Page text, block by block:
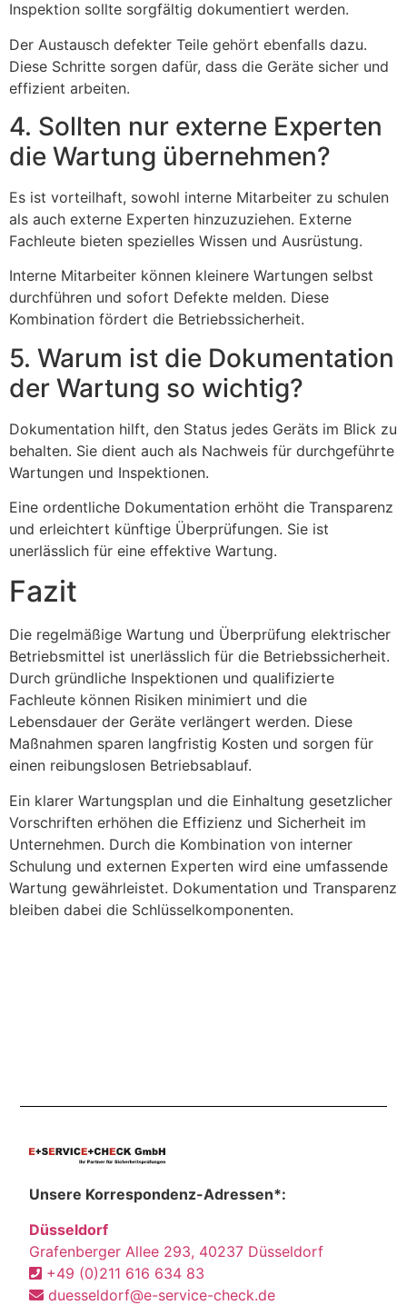
Inspektion sollte sorgfältig dokumentiert werden.
Der Austausch defekter Teile gehört ebenfalls dazu.
Diese Schritte sorgen dafür, dass die Geräte sicher und
effizient arbeiten.
4. Sollten nur externe Experten
die Wartung übernehmen?
Es ist vorteilhaft, sowohl interne Mitarbeiter zu schulen
als auch externe Experten hinzuzuziehen. Externe
Fachleute bieten spezielles Wissen und Ausrüstung.
Interne Mitarbeiter können kleinere Wartungen selbst
durchführen und sofort Defekte melden. Diese
Kombination fördert die Betriebssicherheit.
5. Warum ist die Dokumentation
der Wartung so wichtig?
Dokumentation hilft, den Status jedes Geräts im Blick zu
behalten. Sie dient auch als Nachweis für durchgeführte
Wartungen und Inspektionen.
Eine ordentliche Dokumentation erhöht die Transparenz
und erleichtert künftige Überprüfungen. Sie ist
unerlässlich für eine effektive Wartung.
Fazit
Die regelmäßige Wartung und Überprüfung elektrischer
Betriebsmittel ist unerlässlich für die Betriebssicherheit.
Durch gründliche Inspektionen und qualifizierte
Fachleute können Risiken minimiert und die
Lebensdauer der Geräte verlängert werden. Diese
Maßnahmen sparen langfristig Kosten und sorgen für
einen reibungslosen Betriebsablauf.
Ein klarer Wartungsplan und die Einhaltung gesetzlicher
Vorschriften erhöhen die Effizienz und Sicherheit im
Unternehmen. Durch die Kombination von interner
Schulung und externen Experten wird eine umfassende
Wartung gewährleistet. Dokumentation und Transparenz
bleiben dabei die Schlüsselkomponenten.
Unsere Korrespondenz-Adressen*:
Düsseldorf
Grafenberger Allee 293, 40237 Düsseldorf
+49 (0)211 616 634 83
duesseldorf@e-service-check.de